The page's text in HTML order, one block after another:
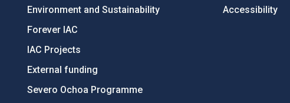
Environment and Sustainability
Forever IAC
IAC Projects
External funding
Severo Ochoa Programme
Accessibility